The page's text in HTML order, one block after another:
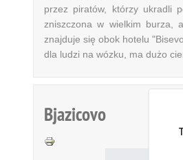
przez piratów, którzy ukradli
zniszczona w wielkim burza,
znajduje się obok hotelu
dla ludzi na wózku, ma dużo
Bjazicovo